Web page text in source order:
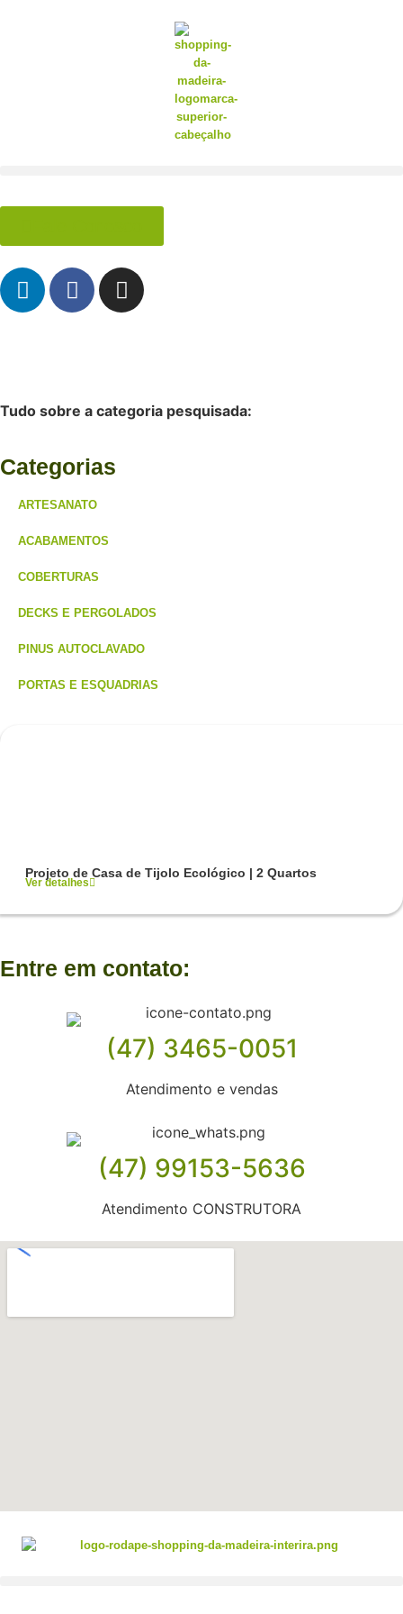
Tudo sobre a categoria pesquisada:
Categorias
ARTESANATO
ACABAMENTOS
COBERTURAS
DECKS E PERGOLADOS
PINUS AUTOCLAVADO
PORTAS E ESQUADRIAS
Projeto de Casa de Tijolo Ecológico | 2 Quartos
Ver detalhes
Entre em contato:
(47) 3465-0051
Atendimento e vendas
(47) 99153-5636
Atendimento CONSTRUTORA